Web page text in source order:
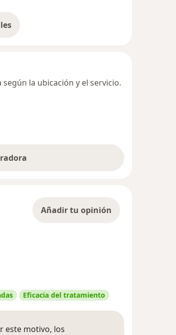
la ubicación y el servicio.
Añadir tu opinión
Eficacia del tratamiento
este motivo, los